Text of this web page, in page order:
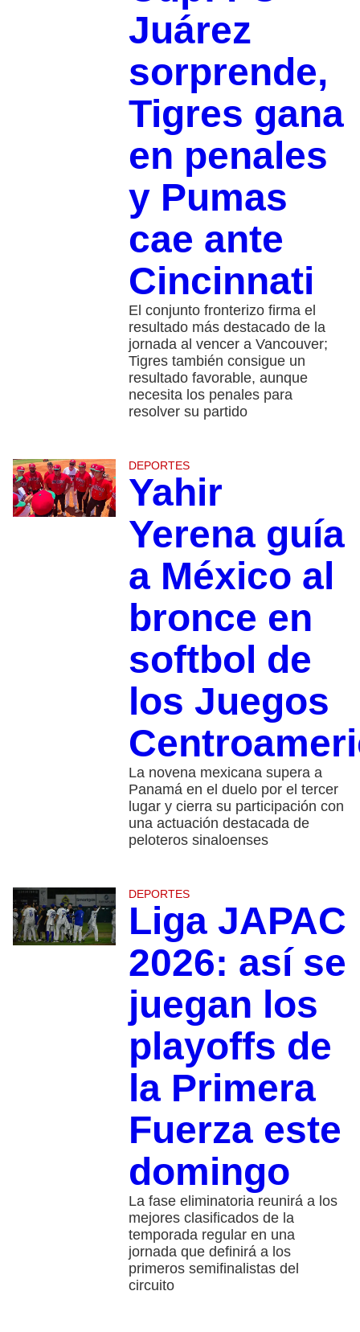
Juárez
sorprende,
Tigres gana
en penales
y Pumas
cae ante
Cincinnati
El conjunto fronterizo firma el
resultado más destacado de la
jornada al vencer a Vancouver;
Tigres también consigue un
resultado favorable, aunque
necesita los penales para
resolver su partido
DEPORTES
Yahir
Yerena guía
a México al
bronce en
softbol de
los Juegos
La novena mexicana supera a
Panamá en el duelo por el tercer
lugar y cierra su participación con
una actuación destacada de
peloteros sinaloenses
DEPORTES
Liga JAPAC
2026: así se
juegan los
playoffs de
la Primera
Fuerza este
domingo
La fase eliminatoria reunirá a los
mejores clasificados de la
temporada regular en una
jornada que definirá a los
primeros semifinalistas del
circuito